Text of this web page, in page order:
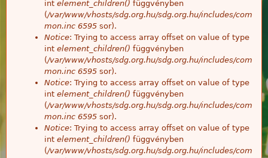
int element_children() függvényben
(/var/www/vhosts/sdg.org.hu/sdg.org.hu/includes/com
mon.inc 6595 sor).
Notice: Trying to access array offset on value of type
int element_children() függvényben
(/var/www/vhosts/sdg.org.hu/sdg.org.hu/includes/com
mon.inc 6595 sor).
Notice: Trying to access array offset on value of type
int element_children() függvényben
(/var/www/vhosts/sdg.org.hu/sdg.org.hu/includes/com
mon.inc 6595 sor).
Notice: Trying to access array offset on value of type
int element_children() függvényben
(/var/www/vhosts/sdg.org.hu/sdg.org.hu/includes/com